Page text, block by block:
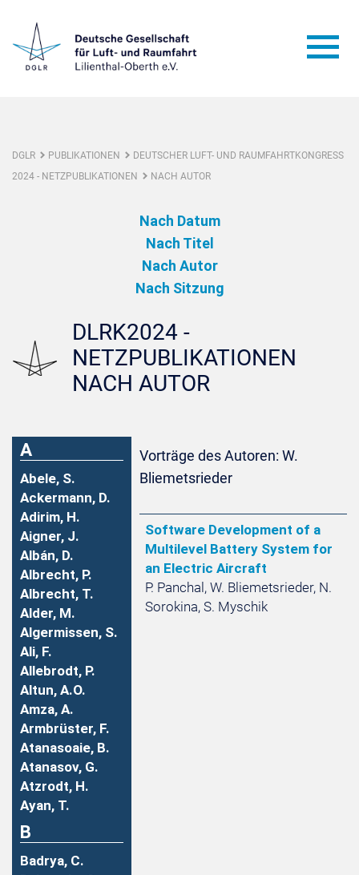
DGLR PUBLIKATIONEN
DEUTSCHER LUFT- UND RAUMFAHRTKONGRESS
2024 - NETZPUBLIKATIONEN
NACH AUTOR
Nach Datum
Nach Titel
Nach Autor
Nach Sitzung
DLRK2024 -
NETZPUBLIKATIONEN
NACH AUTOR
A
Abele, S.
Ackermann, D.
Adirim, H.
Aigner, J.
Albán, D.
Albrecht, P.
Albrecht, T.
Alder, M.
Algermissen, S.
Ali, F.
Allebrodt, P.
Altun, A.O.
Amza, A.
Armbrüster, F.
Atanasoaie, B.
Atanasov, G.
Atzrodt, H.
Ayan, T.
B
Badrya, C.
Vorträge des Autoren: W.
Bliemetsrieder
Software Development of a
Multilevel Battery System for
an Electric Aircraft
P. Panchal, W. Bliemetsrieder, N.
Sorokina, S. Myschik